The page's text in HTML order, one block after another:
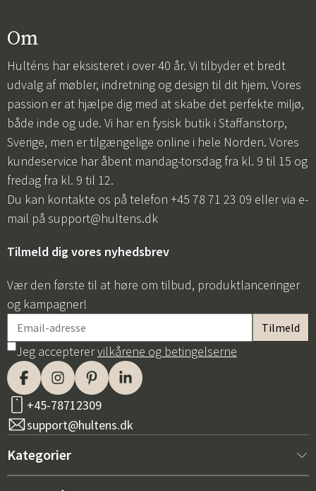
Om
Hulténs har eksisteret i over 40 år. Vi tilbyder et bredt
udvalg af møbler, indretning og design til dit hjem. Vores
passion er at hjælpe dig med at skabe det perfekte miljø,
både inde og ude. Vi har en fysisk butik i Staffanstorp,
Sverige, men er tilgængelige online i hele Norden. Vores
kundeservice har åbent mandag-torsdag fra kl. 9 til 15 og
fredag fra kl. 9 til 12.
Du kan kontakte os på telefon +45 78 71 23 09 eller via e-
mail på support@hultens.dk
Tilmeld dig vores nyhedsbrev
Vær den første til at høre om tilbud, produktlanceringer
og kampagner!
Jeg accepterervilkårene og betingelserne
+45-78712309
support@hultens.dk
Kategorier